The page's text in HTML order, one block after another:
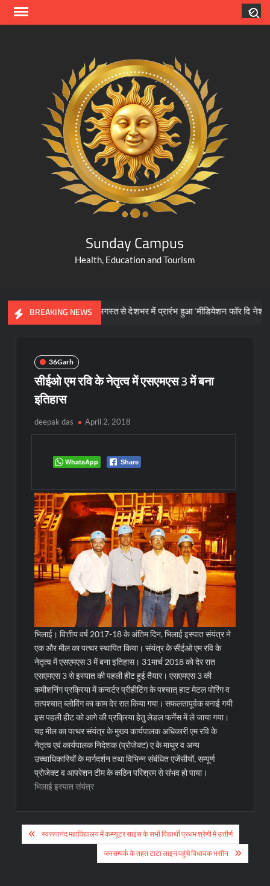
Skip
Sunday Campus
Health, Education and Tourism
BREAKING NEWS
1 अगस्त से देशभर में प्रारंभ हुआ ’मीडियेशन फॉर दि नेशन 3.0’ अभियान
36Garh
सीईओ एम रवि के नेतृत्व में एसएमएस 3 में बना
इतिहास
deepak das April 2, 2018
WhatsApp Share
भिलाई। वित्तीय वर्ष 2017-18 के अंतिम दिन, भिलाई इस्पात संयंत्र ने
एक और मील का पत्थर स्थापित किया। संयंत्र के सीईओ एम रवि के
नेतृत्व में एसएमएस 3 में बना इतिहास। 31मार्च 2018 को देर रात
एसएमएस 3 से इस्पात की पहली हीट हुई तैयार। एसएमएस 3 की
कमीशनिंग प्रक्रिया में कन्वर्टर प्रीहीटिंग के पश्चात् हाट मेटल पोरिंग व
तत्पश्चात् ब्लोविंग का काम देर रात किया गया। सफलतापूर्वक बनाई गयी
इस पहली हीट को आगे की प्रक्रिया हेतु लेडल फर्नेस में ले जाया गया।
यह मील का पत्थर संयंत्र के मुख्य कार्यपालक अधिकारी एम रवि के
नेतृत्व एवं कार्यपालक निदेशक (प्रोजेक्ट) ए के माथुर व अन्य
उच्चाधिकारियों के मार्गदर्शन तथा विभिन्न संबंधित एजेंसीयों, सम्पूर्ण
प्रोजेक्ट व आपरेशन टीम के कठिन परिश्रम से संभव हो पाया।
भिलाई इस्पात संयंत्र
Post
navigation
स्वरूपानंद महाविद्यालय में कम्प्यूटर साइंस के सभी विद्यार्थी प्रथम श्रेणी में उत्तीर्ण
जनसम्पर्क के तहत टाटा लाइन पहुंचे विधायक भसीन